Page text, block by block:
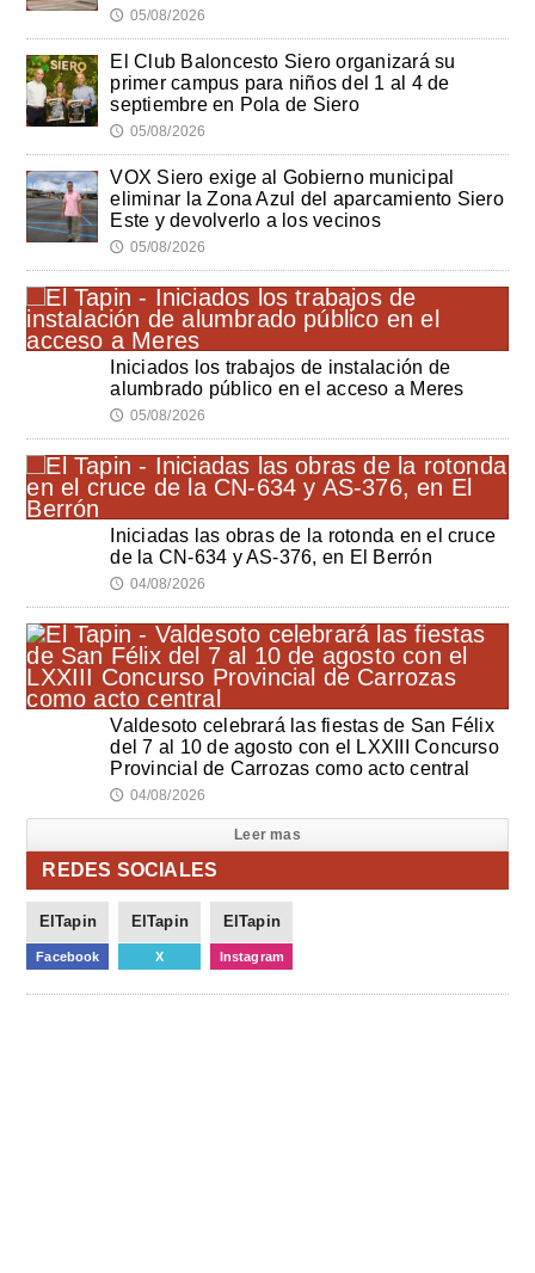
🕔 05/08/2026
El Club Baloncesto Siero organizará su
primer campus para niños del 1 al 4 de
septiembre en Pola de Siero
🕔 05/08/2026
VOX Siero exige al Gobierno municipal
eliminar la Zona Azul del aparcamiento Siero
Este y devolverlo a los vecinos
🕔 05/08/2026
Iniciados los trabajos de instalación de
alumbrado público en el acceso a Meres
🕔 05/08/2026
Iniciadas las obras de la rotonda en el cruce
de la CN-634 y AS-376, en El Berrón
🕔 04/08/2026
Valdesoto celebrará las fiestas de San Félix
del 7 al 10 de agosto con el LXXIII Concurso
Provincial de Carrozas como acto central
🕔 04/08/2026
Leer mas
REDES SOCIALES
ElTapin
Facebook
ElTapin
X
ElTapin
Instagram